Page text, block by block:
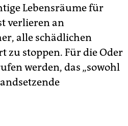
Lebensräume für
verlieren an
alle schädlichen
zu stoppen. Für die Oder
werden, das „sowohl